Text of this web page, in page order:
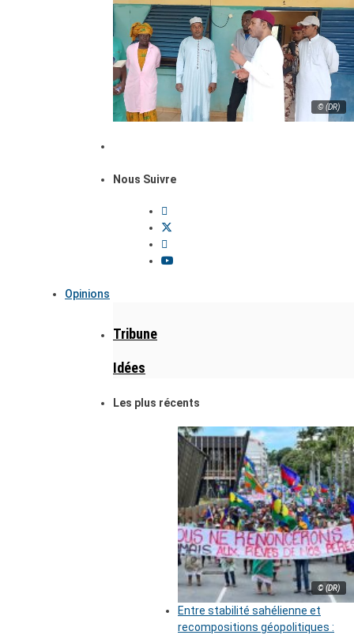
© (DR)
Nous Suivre
Opinions
Tribune
Idées
Les plus récents
© (DR)
Entre stabilité sahélienne et
recompositions géopolitiques :